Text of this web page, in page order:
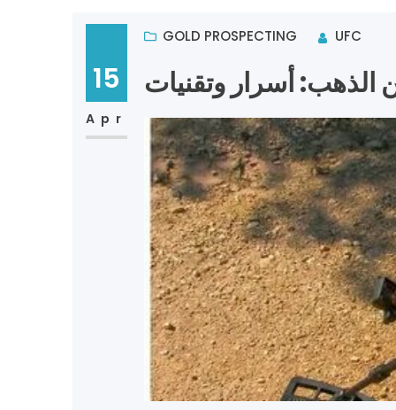
15
Apr
GOLD PROSPECTING UFC
الذهب: أسرار وتقنيات